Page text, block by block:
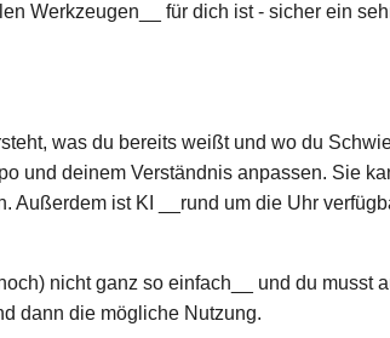
Werkzeugen__ für dich ist - sicher ein
was du bereits weißt und wo du
und deinem Verständnis anpassen. Sie
Außerdem ist KI __rund um die Uhr
nicht ganz so einfach__ und du musst
dann die mögliche Nutzung.